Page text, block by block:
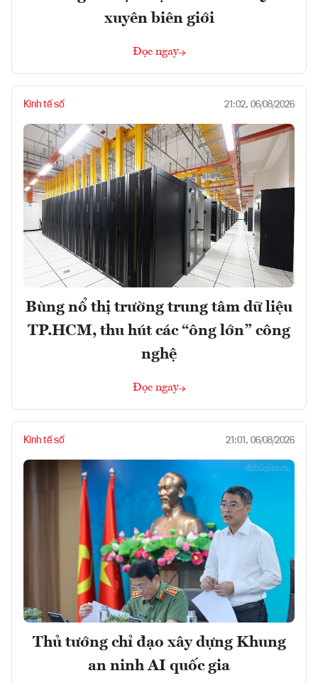
xuyên biên giới
Đọc ngay
Kinh tế số 21:02, 06/08/2026
Bùng nổ thị trường trung tâm dữ liệu
TP.HCM, thu hút các “ông lớn” công
nghệ
Đọc ngay
Kinh tế số 21:01, 06/08/2026
Thủ tướng chỉ đạo xây dựng Khung
an ninh AI quốc gia